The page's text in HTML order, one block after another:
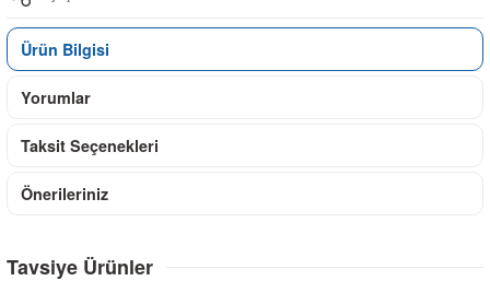
Ürün Bilgisi
Yorumlar
Taksit Seçenekleri
Önerileriniz
Tavsiye Ürünler